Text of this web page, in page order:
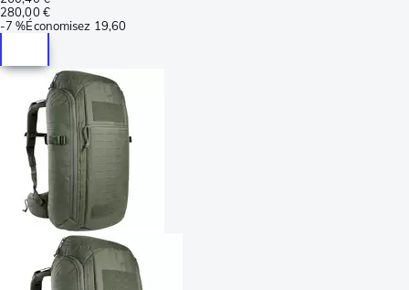
280,00 €
-7 %Économisez 19,60